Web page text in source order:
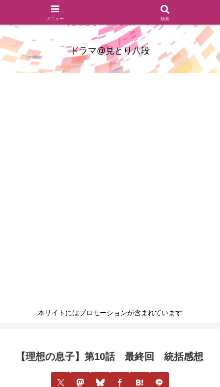
ドラマのシーンとセリフを切り取ったあらすじレビュー(復習ネタ
バレ)と感想を中心としたブログです
ドラマ@見とり八段
本サイトにはプロモーションが含まれています
【理想の息子】第10話 最終回 統括感想
メニュー 検索